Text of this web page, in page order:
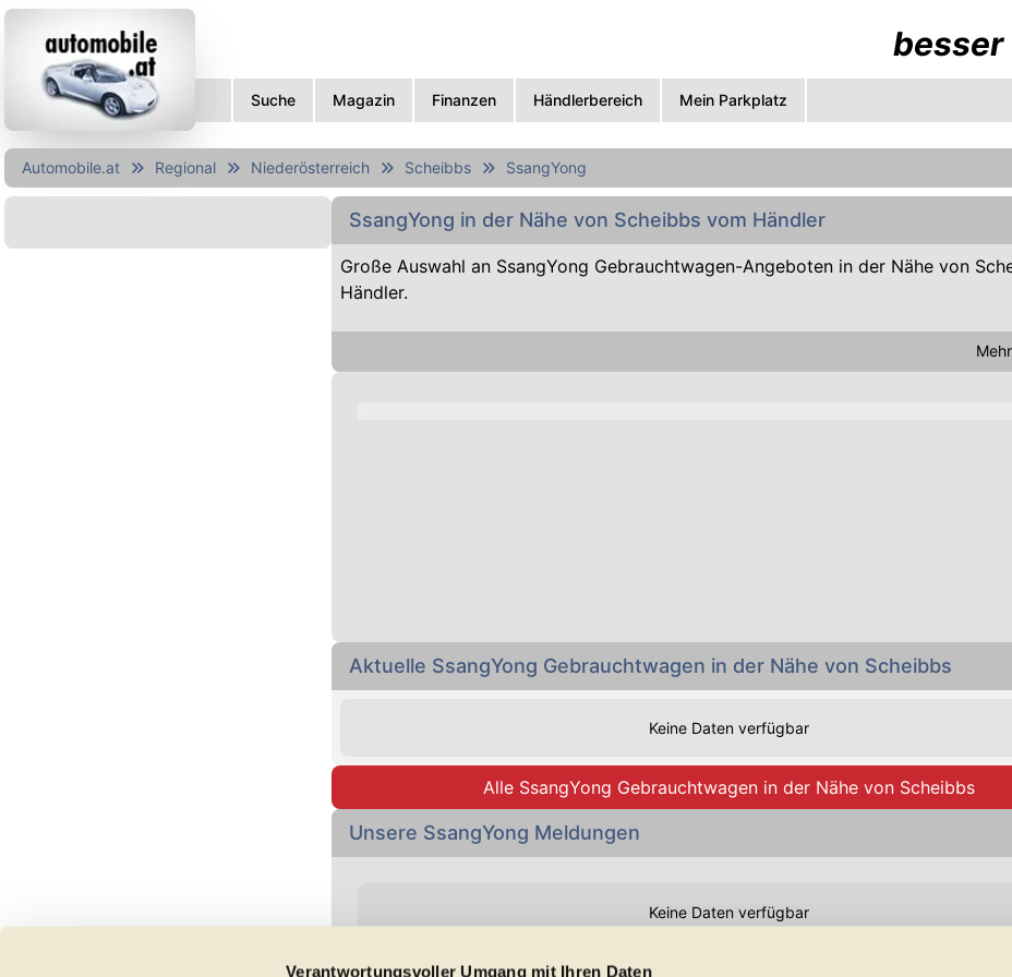
Verantwortungsvoller Umgang mit Ihren Daten
besser
Suche Magazin Finanzen Händlerbereich Mein Parkplatz
Automobile.at Regional Niederösterreich Scheibbs SsangYong
SsangYong in der Nähe von Scheibbs vom Händler
Große Auswahl an SsangYong Gebrauchtwagen-Angeboten in der Nähe von
Händler.
Aktuelle SsangYong Gebrauchtwagen in der Nähe von Scheibbs
Keine Daten verfügbar
Alle SsangYong Gebrauchtwagen in der Nähe von Scheibbs
Unsere SsangYong Meldungen
Keine Daten verfügbar
Preisangaben in den Meldungen gelten für Deutschland. Quelle: Auto-News